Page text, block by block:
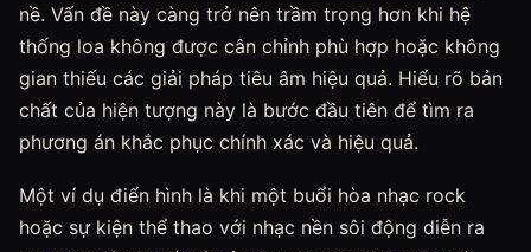
nề. Vấn đề này càng trở nên trầm trọng hơn khi hệ
thống loa không được cân chỉnh phù hợp hoặc không
gian thiếu các giải pháp tiêu âm hiệu quả. Hiểu rõ bản
chất của hiện tượng này là bước đầu tiên để tìm ra
phương án khắc phục chính xác và hiệu quả.
Một ví dụ điển hình là khi một buổi hòa nhạc rock
hoặc sự kiện thể thao với nhạc nền sôi động diễn ra